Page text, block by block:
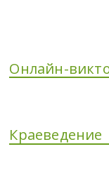
Онлайн-
Краеведение